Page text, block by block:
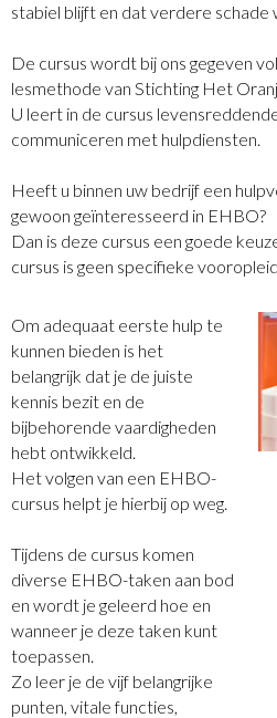
stabiel blijft en dat verdere
De cursus wordt bij ons gegeven
lesmethode van Stichting Het
U leert in de cursus
communiceren met hulpdiensten.
Heeft u binnen uw bedrijf een
gewoon geïnteresseerd in EHBO?
Dan is deze cursus een goede
cursus is geen specifieke
Om adequaat eerste hulp te
kunnen bieden is het
belangrijk dat je de juiste
kennis bezit en de
bijbehorende vaardigheden
hebt ontwikkeld.
Het volgen van een EHBO-
cursus helpt je hierbij op weg.
Tijdens de cursus komen
diverse EHBO-taken aan bod
en wordt je geleerd hoe en
wanneer je deze taken kunt
toepassen.
Zo leer je de vijf belangrijke
punten, vitale functies,